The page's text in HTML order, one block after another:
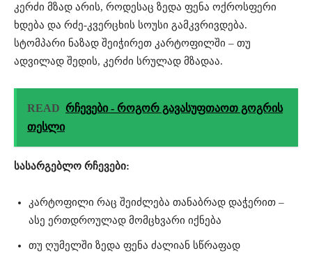
კერძი მზად არის, როდესაც ზედა ფენა ოქროსფერი
ხდება და რძე-კვერცხის სოუსი გამკვრივდება.
სტომპარი ნაზად შეიჭირეთ კარტოფილში – თუ
ადვილად შედის, კერძი სრულად მზადაა.
READ რჩევები - როგორ გავასუფთაოთ გოგრის
თესლი
სასარგებლო რჩევები:
კარტოფილი რაც შეიძლება თანაბრად დაჭერით –
ასე ერთდროულად მომცხვარი იქნება
თუ ღუმელში ზედა ფენა ძალიან სწრაფად